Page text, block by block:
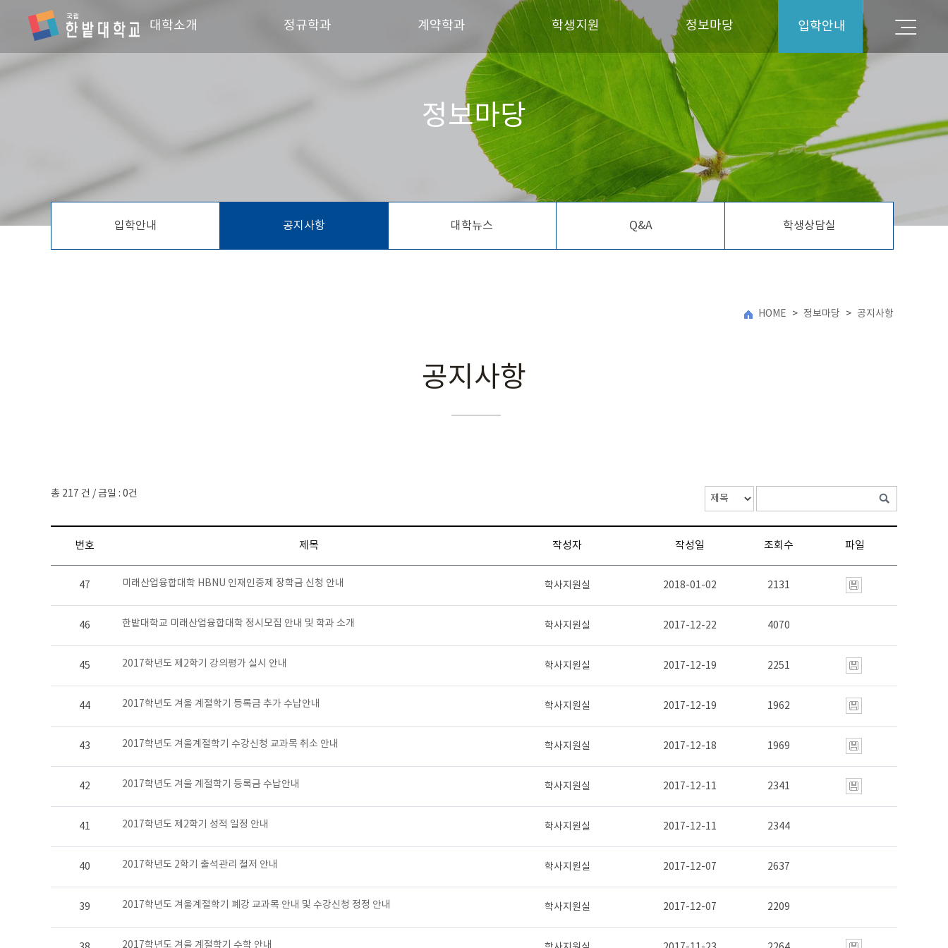
입학안내
대학소개 정규학과
융합건설시스템학과
IT시스템공학과
융합디자인학과
계약학과
메카트로닉스공학과
농어촌수자원관리학과
생산경영공학과
협동조합금융학과
학생지원
장학금 안내
학생회 소개
동아리 및 소모임
정보마당
입학안내
공지사항
대학뉴스
Q&A
학생상담실
정보마당
입학안내 공지사항 대학뉴스 Q&A 학생상담실
공지사항
HOME > 정보마당 > 공지사항
총 217 건 / 금일 : 0건
번호 제목 작성자 작성일 조회수 파일
47 미래산업융합대학 HBNU 인재인증제 장학금 신청 안내 학사지원실 2018-01-02 2131
46 한밭대학교 미래산업융합대학 정시모집 안내 및 학과 소개 학사지원실 2017-12-22 4070
45 2017학년도 제2학기 강의평가 실시 안내 학사지원실 2017-12-19 2251
44 2017학년도 겨울 계절학기 등록금 추가 수납안내 학사지원실 2017-12-19 1962
43 2017학년도 겨울계절학기 수강신청 교과목 취소 안내 학사지원실 2017-12-18 1969
42 2017학년도 겨울 계절학기 등록금 수납안내 학사지원실 2017-12-11 2341
41 2017학년도 제2학기 성적 일정 안내 학사지원실 2017-12-11 2344
40 2017학년도 2학기 출석관리 철저 안내 학사지원실 2017-12-07 2637
39 2017학년도 겨울계절학기 폐강 교과목 안내 및 수강신청 정정 안내 학사지원실 2017-12-07 2209
2017학년도 겨울 계절학기 수학 안내